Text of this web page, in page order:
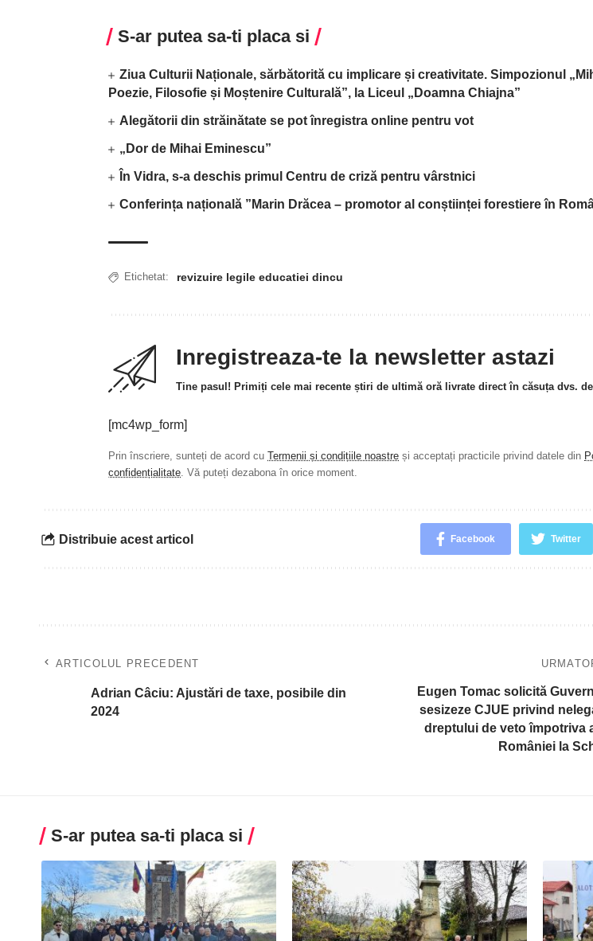
S-ar putea sa-ti placa si
Ziua Culturii Naționale, sărbătorită cu implicare și creativitate. Simpozionul
Poezie, Filosofie și Moștenire Culturală”, la Liceul „Doamna Chiajna”
Alegătorii din străinătate se pot înregistra online pentru vot
„Dor de Mihai Eminescu”
În Vidra, s-a deschis primul Centru de criză pentru vârstnici
Conferința națională ”Marin Drăcea – promotor al conștiinței forestiere în
Etichetat: revizuire legile educatiei dincu
Inregistreaza-te la newsletter astazi
Tine pasul! Primiți cele mai recente știri de ultimă oră livrate direct în căsuța dvs.
[mc4wp_form]
Prin înscriere, sunteți de acord cu Termenii și condițiile noastre și acceptați practicile privind datele din
confidențialitate. Vă puteți dezabona în orice moment.
Distribuie acest articol Facebook Twitter
ARTICOLUL PRECEDENT
Adrian Câciu: Ajustări de taxe, posibile din
2024
Eugen Tomac solicită
sesizeze CJUE privind
dreptului de veto împotriva
României la
S-ar putea sa-ti placa si